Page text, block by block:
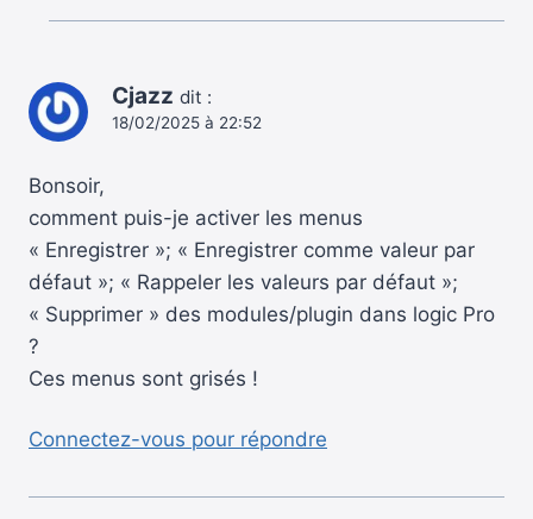
Cjazz dit :
18/02/2025 à 22:52
Bonsoir,
comment puis-je activer les menus
« Enregistrer »; « Enregistrer comme valeur par
défaut »; « Rappeler les valeurs par défaut »;
« Supprimer » des modules/plugin dans logic Pro
?
Ces menus sont grisés !
Connectez-vous pour répondre